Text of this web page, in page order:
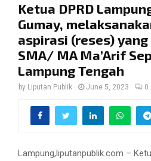
Ketua DPRD
Gumay,
aspirasi (reses)
SMA/ MA Ma’Arif
Lampung Tengah
by Liputan Publik June 5, 2023 0
Lampung,liputanpublik.com –